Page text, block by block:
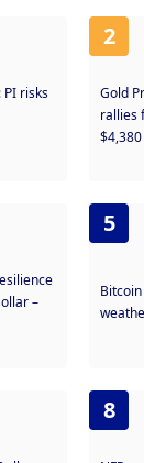
PI risks
2
Gold
rallies
–
5
8